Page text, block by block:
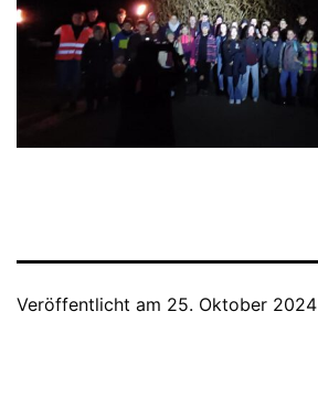
Veröffentlicht am 25. Oktober 2024